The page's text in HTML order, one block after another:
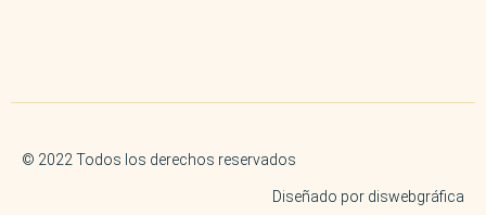
© 2022 Todos los derechos reservados
Diseñado por diswebgráfica